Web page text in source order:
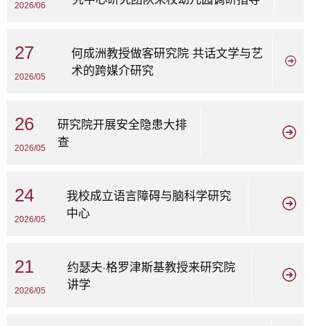
2026/06
27
2026/05
何成洲教授做客研究院 共话文学与艺
术的跨媒介研究
26
2026/05
研究院开展安全隐患大排
查
24
2026/05
我校成立语言障碍与脑科学研究
中心
21
2026/05
约瑟夫·格罗津斯基教授来研究院
讲学